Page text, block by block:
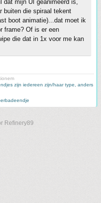
dat mijn UI geanimeerd is,
buiten die spiraal tekent
boot animatie)...dat moet ik
frame? Of is er een
die dat in 1x voor me kan
zijn iedereen zijn/haar type, anders
Refinery89